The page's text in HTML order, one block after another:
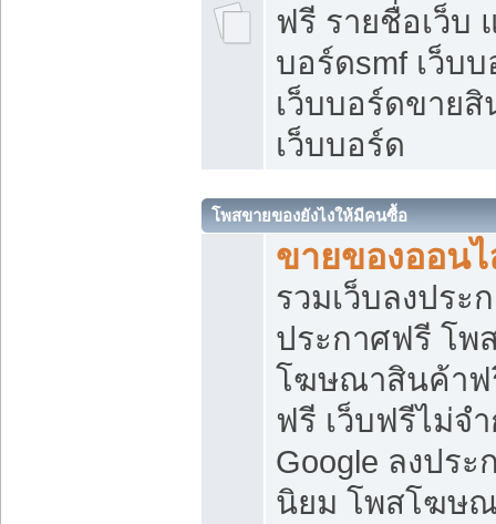
ฟรี รายชื่อเว็บ
บอร์ดsmf เว็บ
เว็บบอร์ดขาย
เว็บบอร์ด
โพสขายของยังไงให้มีคนซื้อ
ขายของออน
รวมเว็บลงประ
ประกาศฟรี โพ
โฆษณาสินค้าฟ
ฟรี เว็บฟรีไม่จ
Google ลงปร
นิยม โพสโฆษ